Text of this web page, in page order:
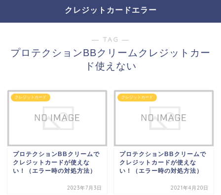
クレジットカードエラー
― TAG ―
プロテクションBBクリームクレジットカー
ド使えない
クレジットカード
プロテクションBBクリームで
クレジットカードが使えな
い！（エラー時の対処方法）
2023年7月3日
クレジットカード
プロテクションBBクリームで
クレジットカードが使えな
い！（エラー時の対処方法）
2021年4月20日